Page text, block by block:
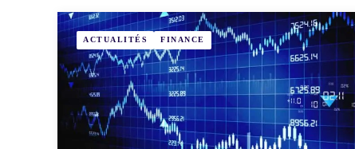
ACTUALITÉS FINANCE